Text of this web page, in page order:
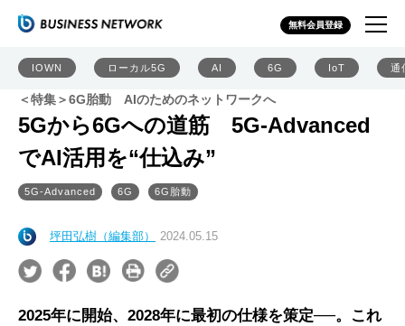
無料会員登録
IOWN ローカル5G AI 6G IoT 通
＜特集＞6G胎動 AIのためのネットワークへ
5Gから6Gへの道筋 5G-Advanced
でAI活用を“仕込み”
5G-Advanced 6G 6G胎動
坪田弘樹（編集部） 2024.05.15
2025年に開始、2028年に最初の仕様を策定──。これ